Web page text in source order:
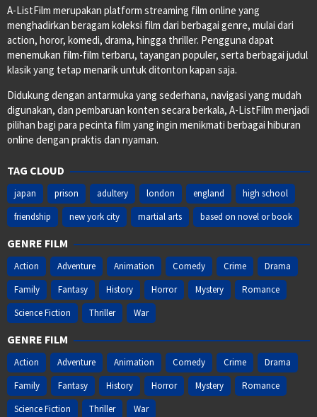
A-ListFilm merupakan platform streaming film online yang
menghadirkan beragam koleksi film dari berbagai genre, mulai dari
action, horor, komedi, drama, hingga thriller. Pengguna dapat
menemukan film-film terbaru, tayangan populer, serta berbagai judul
klasik yang tetap menarik untuk ditonton kapan saja.
Didukung dengan antarmuka yang sederhana, navigasi yang mudah
digunakan, dan pembaruan konten secara berkala, A-ListFilm menjadi
pilihan bagi para pecinta film yang ingin menikmati berbagai hiburan
online dengan praktis dan nyaman.
TAG CLOUD
japan prison adultery london england
high school
friendship
new york city martial arts based on novel or book
GENRE FILM
Action Adventure Animation Comedy Crime
Drama
Family
Fantasy History Horror Mystery
Romance
Science Fiction
Thriller War
GENRE FILM
Action Adventure Animation Comedy Crime
Drama
Family
Fantasy History Horror Mystery
Romance
Science Fiction
Thriller War